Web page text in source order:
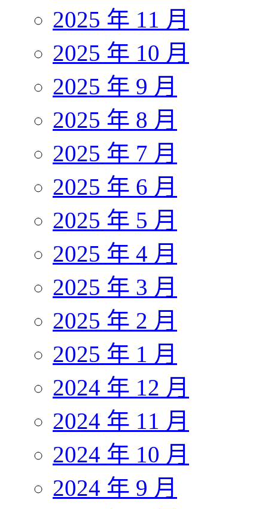
2025 年 11 月
2025 年 10 月
2025 年 9 月
2025 年 8 月
2025 年 7 月
2025 年 6 月
2025 年 5 月
2025 年 4 月
2025 年 3 月
2025 年 2 月
2025 年 1 月
2024 年 12 月
2024 年 11 月
2024 年 10 月
2024 年 9 月